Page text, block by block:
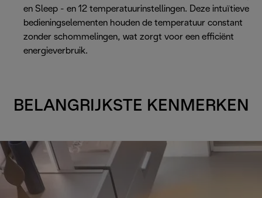
en Sleep - en 12 temperatuurinstellingen. Deze intuïtieve
bedieningselementen houden de temperatuur constant
zonder schommelingen, wat zorgt voor een efficiënt
energieverbruik.
BELANGRIJKSTE KENMERKEN